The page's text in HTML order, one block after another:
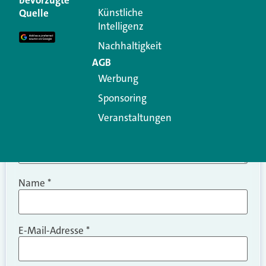
Erforderliche Felder sind mit
Kommentar
Name *
E-Mail-Adresse *
Quelle
Künstliche
Intelligenz
Nachhaltigkeit
AGB
Werbung
Sponsoring
Veranstaltungen